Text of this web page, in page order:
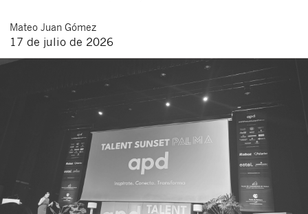
Mateo Juan Gómez
17 de julio de 2026